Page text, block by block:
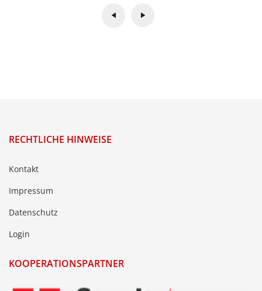
RECHTLICHE HINWEISE
Kontakt
Impressum
Datenschutz
Login
KOOPERATIONSPARTNER